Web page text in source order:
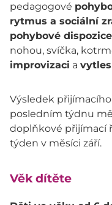
pedagogové
rytmus a sociální
pohybové dispozice
nohou, svíčka,
improvizaci a
Výsledek
posledním týdnu
doplňkové přijímací
týden v měsíci září.
Věk dítěte